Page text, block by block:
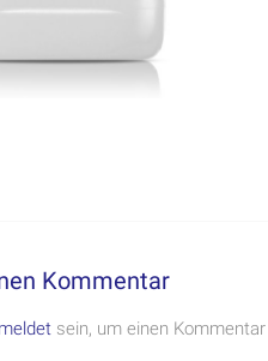
Kommentar
sein, um einen